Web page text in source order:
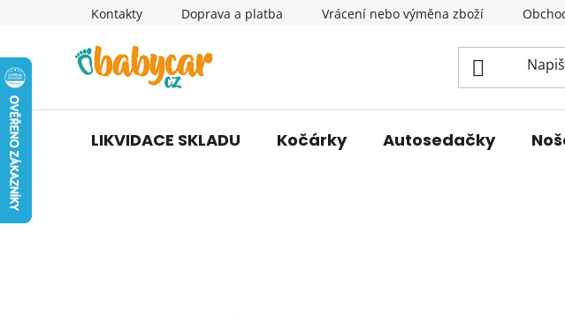
Kontakty Doprava a platba Vrácení nebo výměna zboží
LIKVIDACE SKLADU Kočárky Autosedačky